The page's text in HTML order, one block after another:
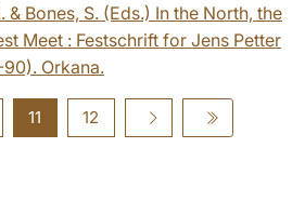
& Bones, S. (Eds.) In the North, the
Meet : Festschrift for Jens Petter
Orkana.
11 12